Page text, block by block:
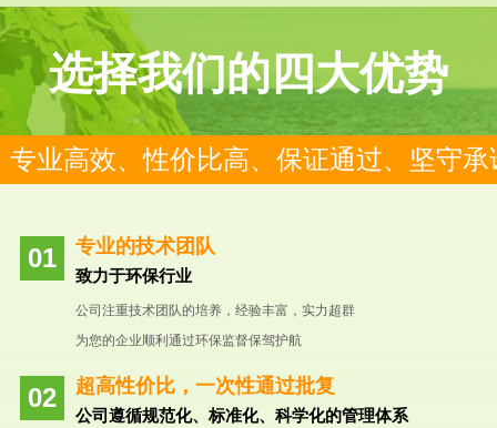
选择我们的四大优势
专业高效、性价比高、保证通过、坚守承
专业的技术团队
致力于环保行业
公司注重技术团队的培养，经验丰富，实力超群
为您的企业顺利通过环保监督保驾护航
超高性价比，一次性通过批复
公司遵循规范化、标准化、科学化的管理体系